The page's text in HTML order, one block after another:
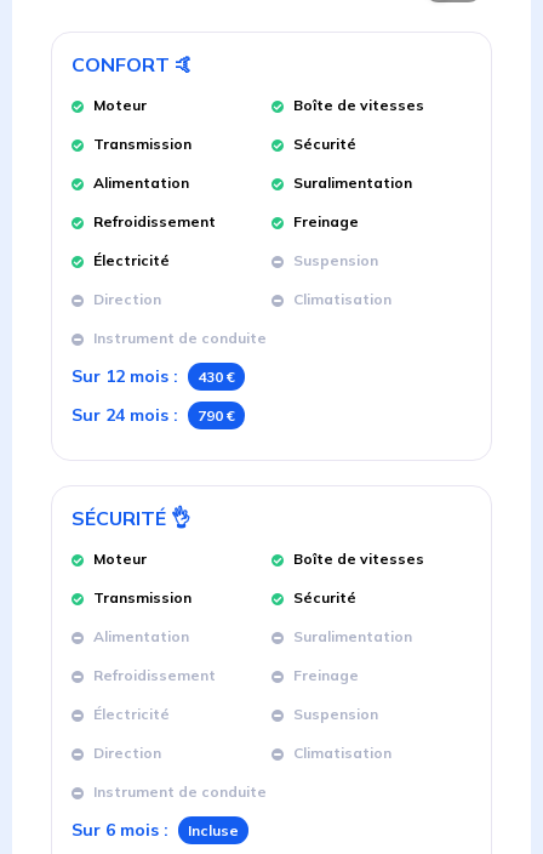
CONFORT 🤙
Moteur Boîte de vitesses
Transmission Sécurité
Alimentation Suralimentation
Refroidissement Freinage
Électricité Suspension
Direction Climatisation
Instrument de conduite
Sur 12 mois : 430 €
Sur 24 mois : 790 €
SÉCURITÉ 👌
Moteur Boîte de vitesses
Transmission Sécurité
Alimentation Suralimentation
Refroidissement Freinage
Électricité Suspension
Direction Climatisation
Instrument de conduite
Sur 6 mois : Incluse